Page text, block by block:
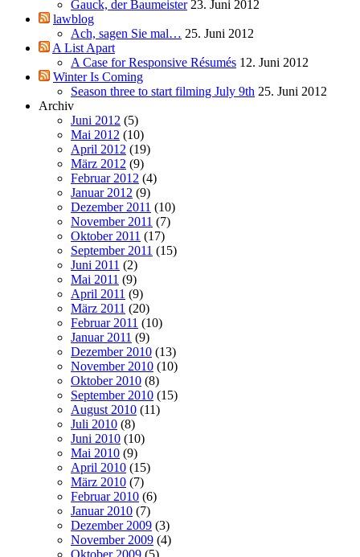
Gauck, der Baumeister 23. Juni 2012
lawblog
Ach, sagen Sie mal… 25. Juni 2012
A List Apart
A Case for Responsive Résumés 12. Juni 2012
Winter Is Coming
Season three to start filming July 9th 25. Juni 2012
Archiv
Juni 2012 (5)
Mai 2012 (10)
April 2012 (19)
März 2012 (9)
Februar 2012 (4)
Januar 2012 (9)
Dezember 2011 (10)
November 2011 (7)
Oktober 2011 (17)
September 2011 (15)
Juni 2011 (2)
Mai 2011 (9)
April 2011 (9)
März 2011 (20)
Februar 2011 (10)
Januar 2011 (9)
Dezember 2010 (13)
November 2010 (10)
Oktober 2010 (8)
September 2010 (15)
August 2010 (11)
Juli 2010 (8)
Juni 2010 (10)
Mai 2010 (9)
April 2010 (15)
März 2010 (7)
Februar 2010 (6)
Januar 2010 (7)
Dezember 2009 (3)
November 2009 (4)
Oktober 2009 (5)